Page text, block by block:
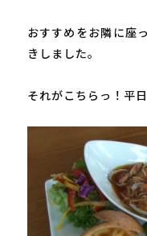
おすすめをお隣に座
きしました。
それがこちらっ！平